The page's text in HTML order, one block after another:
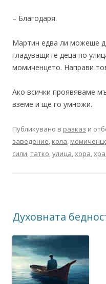
– Благодаря.
Мартин едва ли можеше
гладуващите деца по
момиченцето. Направи
Ако всички проявяваме
вземе и ще го умножи.
Публикувано в разказ и
заведение, кола,
сили,татко,улица,хора,
Духовната